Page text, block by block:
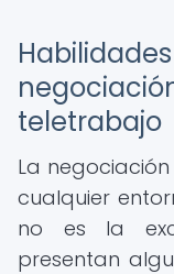
teletrabajo
La
cualquier
no es la
presentan